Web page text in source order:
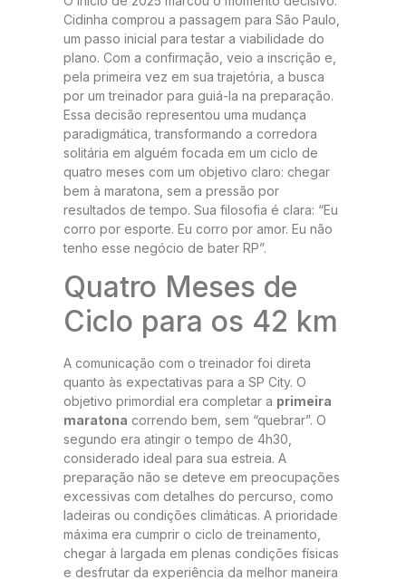
Cidinha comprou a passagem para São Paulo,
um passo inicial para testar a viabilidade do
plano. Com a confirmação, veio a inscrição e,
pela primeira vez em sua trajetória, a busca
por um treinador para guiá-la na preparação.
Essa decisão representou uma mudança
paradigmática, transformando a corredora
solitária em alguém focada em um ciclo de
quatro meses com um objetivo claro: chegar
bem à maratona, sem a pressão por
resultados de tempo. Sua filosofia é clara: “Eu
corro por esporte. Eu corro por amor. Eu não
tenho esse negócio de bater RP”.
Quatro Meses de
Ciclo para os 42 km
A comunicação com o treinador foi direta
quanto às expectativas para a SP City. O
objetivo primordial era completar a primeira
maratona correndo bem, sem “quebrar”. O
segundo era atingir o tempo de 4h30,
considerado ideal para sua estreia. A
preparação não se deteve em preocupações
excessivas com detalhes do percurso, como
ladeiras ou condições climáticas. A prioridade
máxima era cumprir o ciclo de treinamento,
chegar à largada em plenas condições físicas
e desfrutar da experiência da melhor maneira